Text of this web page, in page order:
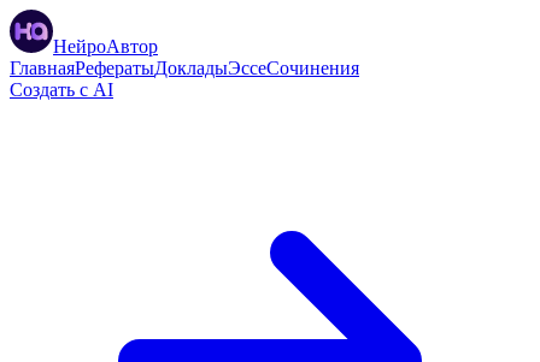
НейроАвтор
ГлавнаяРефератыДокладыЭссеСочинения
Создать с AI